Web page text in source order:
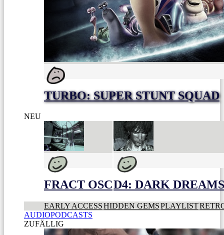
TURBO: SUPER STUNT SQUAD
NEU
FRACT OSCD4: DARK
EARLY ACCESSHIDDEN GEMSPLAYLIST
AUDIOPODCASTS
ZUFÄLLIG